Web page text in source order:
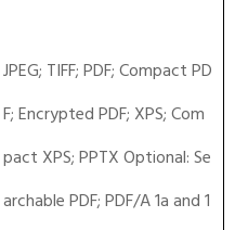
JPEG; TIFF; PDF; Compact PD
F; Encrypted PDF; XPS; Com
pact XPS; PPTX Optional: Se
archable PDF; PDF/A 1a and 1